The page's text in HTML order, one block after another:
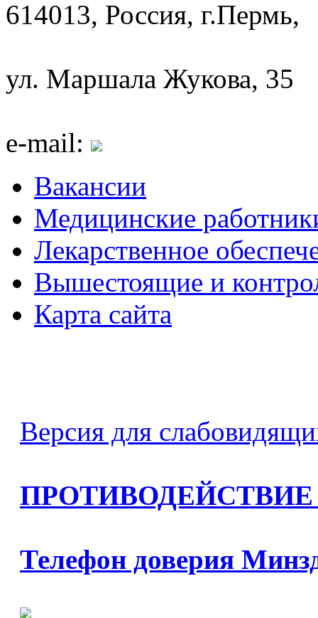
614013, Россия, г.Пермь,
ул. Маршала Жукова, 35
e-mail:
Вакансии
Медицинские
Лекарственное
Вышестоящие и
Карта сайта
Версия для
Телефон доверия